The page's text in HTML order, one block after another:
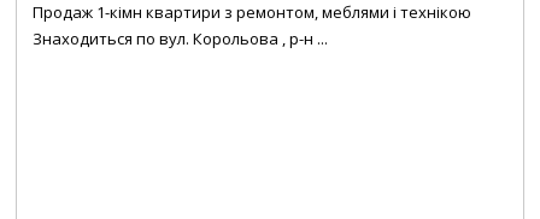
Продаж 1-кімн квартири з ремонтом, меблями і технікою
Знаходиться по вул. Корольова , р-н ...